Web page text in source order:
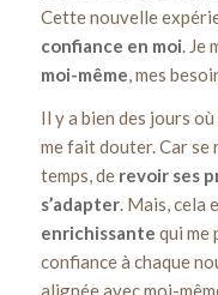
Cette nouvelle
confiance en moi .
moi-même , mes
Il y a bien des jours où
me fait douter. Car se
temps, de revoir ses
s’adapter. Mais, cela
enrichissante qui me
confiance à chaque
alignée avec moi-